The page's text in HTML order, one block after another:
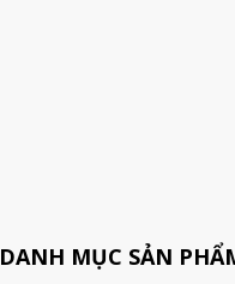
DANH MỤC SẢN